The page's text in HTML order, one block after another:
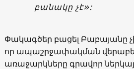
բանակը չէ»:
Փակագծեր բացել Բաբայանը
որ ապաշրջափակման
առաջարկները գրավոր